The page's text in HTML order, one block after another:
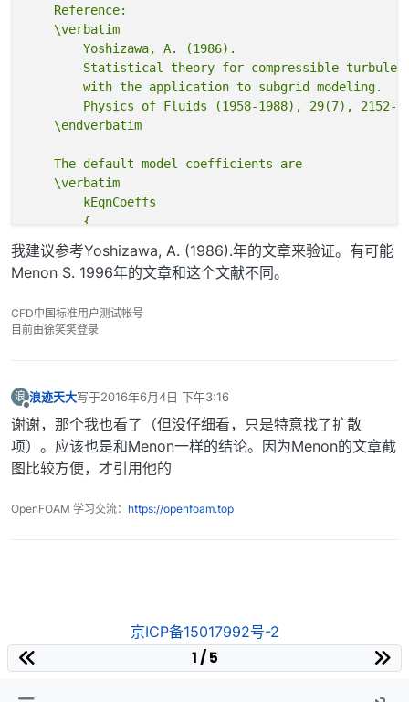
    Reference:
    \verbatim
        Yoshizawa, A. (1986).
Statistical theory for compressible
        with the application to subgrid modeling.
Physics of Fluids (1958-1988), 29(7), 2152-
    The default model coefficients are
    \verbatim
        kEqnCoeffs
        {
            Ck                  0.094;
            Ce                  1.048;
        }
我建议参考Yoshizawa, A. (1986).年的文章来验证。有可能
Menon S. 1996年的文章和这个文献不同。
CFD中国标准用户测试帐号
目前由徐笑笑登录
浪
离线
浪迹天大写于2016年6月4日 下午3:16
最后由 编辑
谢谢，那个我也看了（但没仔细看，只是特意找了扩散
项）。应该也是和Menon一样的结论。因为Menon的文章截
图比较方便，才引用他的
OpenFOAM 学习交流： https://openfoam.top
京ICP备15017992号-2
1 / 5